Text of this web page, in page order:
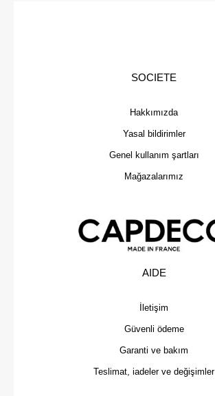
SOCIETE
Hakkımızda
Yasal bildirimler
Genel kullanım şartları
Mağazalarımız
AIDE
İletişim
Güvenli ödeme
Garanti ve bakım
Teslimat, iadeler ve değişimler